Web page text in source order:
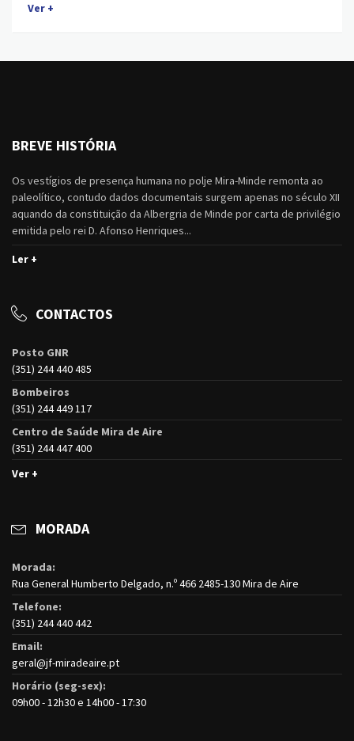
Ver +
BREVE HISTÓRIA
Os vestígios de presença humana no polje Mira-Minde remonta ao
paleolítico, contudo dados documentais surgem apenas no século XII
aquando da constituição da Albergria de Minde por carta de privilégio
emitida pelo rei D. Afonso Henriques...
Ler +
CONTACTOS
Posto GNR
(351) 244 440 485
Bombeiros
(351) 244 449 117
Centro de Saúde Mira de Aire
(351) 244 447 400
Ver +
MORADA
Morada:
Rua General Humberto Delgado, n.º 466 2485-130 Mira de Aire
Telefone:
(351) 244 440 442
Email:
geral@jf-miradeaire.pt
Horário (seg-sex):
09h00 - 12h30 e 14h00 - 17:30